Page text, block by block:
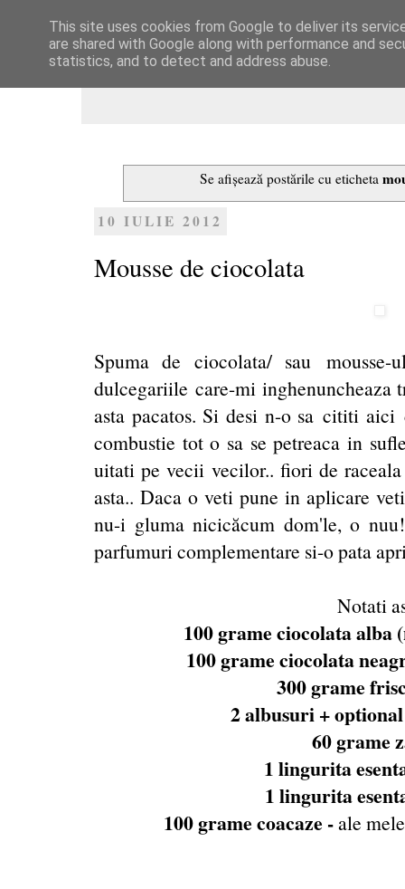
Dulcegarii culinare
Se afișează postările cu eticheta
10 IULIE 2012
Mousse de ciocolata
Spuma de ciocolata/ sau
dulcegariile care-mi inghenuncheaza
asta pacatos. Si desi n-o sa cititi
combustie tot o sa se petreaca in
uitati pe vecii vecilor.. fiori de
asta.. Daca o veti pune in aplicare
nu-i gluma nicicăcum dom'le, o
parfumuri complementare si-o pata
Notati
100 grame ciocolata alba
100 grame ciocolata
300 grame
2 albusuri +
60 grame
1 lingurita
1 lingurita
100 grame coacaze -ale
This site uses cookies from Google to deliver its
are shared with Google along with performance and
statistics, and to detect and address abuse.